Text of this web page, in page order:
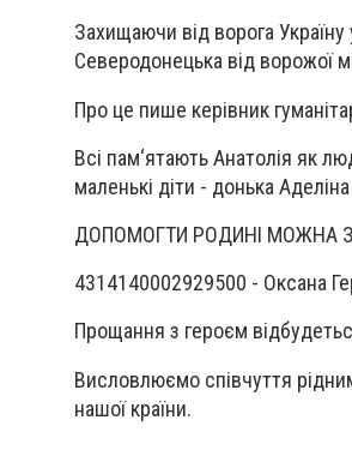
Захищаючи від ворога
Северодонецька від ворожої
Про це пише керівник
Всі пам‘ятають Анатолія як
маленькі діти - донька
ДОПОМОГТИ РОДИНІ МОЖНА
4314140002929500 - Оксана
Прощання з героєм
Висловлюємо співчуття
нашої країни.